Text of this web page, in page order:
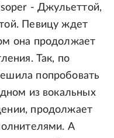
- Джульеттой,
Певицу ждет
она продолжает
Так, по
попробовать
из вокальных
продолжает
А